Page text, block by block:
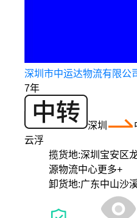
深圳市中运达物流有限公
7年
深圳
云浮
揽货地:深圳宝安区
源物流中心更多+
卸货地:广东中山沙